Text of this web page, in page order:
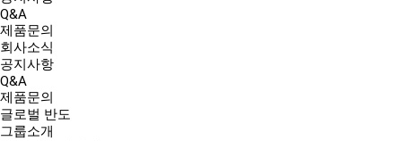
Q&A
제품문의
회사소식
공지사항
Q&A
제품문의
글로벌 반도
그룹소개